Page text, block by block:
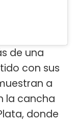
de una
con sus
a
la cancha
donde